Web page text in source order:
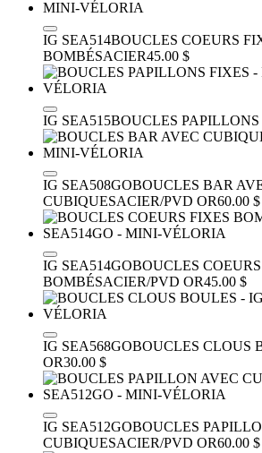
IG SEA514BOUCLES COEURS
BOMBÉSACIER45.00 $
IG SEA515BOUCLES PAPILLONS
IG SEA508GOBOUCLES BAR
CUBIQUESACIER/PVD OR60.00 $
IG SEA514GOBOUCLES
BOMBÉSACIER/PVD OR45.00 $
IG SEA568GOBOUCLES CLOUS
OR30.00 $
IG SEA512GOBOUCLES
CUBIQUESACIER/PVD OR60.00 $